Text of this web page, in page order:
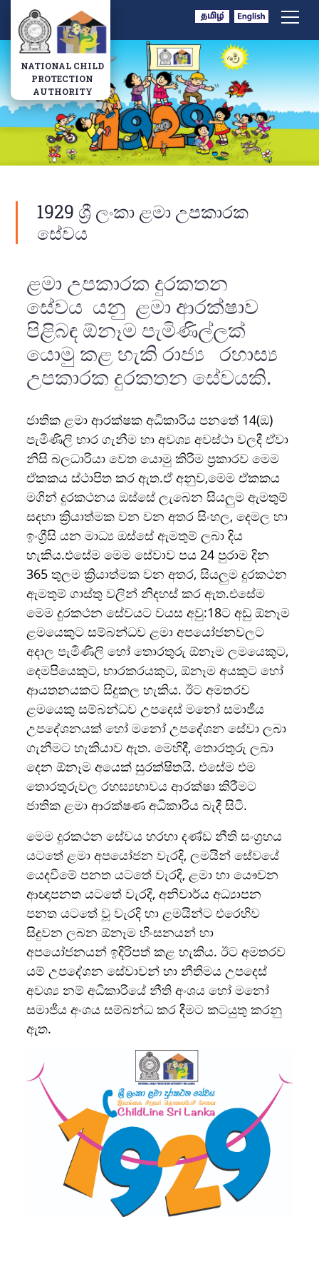
NATIONAL CHILD
PROTECTION
AUTHORITY
Navbar
1929 ශ්‍රී ලංකා ළමා උපකාරක
සේවය
ළමා උපකාරක දුරකතන
සේවය යනු ළමා ආරක්ෂාව
පිළිබඳ ඕනෑම පැමිණිල්ලක්
යොමු කළ හැකි රාජ්‍ය රහාස්‍ය
උපකාරක දුරකතන සේවයකි.
ජාතික ළමා ආරක්ෂක අධිකාරිය පනතේ 14(ඔ)
පැමිණිලි භාර ගැනීම හා අවශ්‍ය අවස්ථා වලදී ඒවා
නිසි බලධාරියා වෙත යොමු කිරීම ප්‍රකාරව මෙම
ඒකකය ස්ථාපිත කර ඇත.ඒ අනුව,මෙම ඒකකය
මගින් දුරකථනය ඔස්සේ ලැබෙන සියලුම ඇමතුම්
සදහා ක්‍රියාත්මක වන වන අතර සිංහල, දෙමල හා
ඉංග්‍රීසි යන මාධ්‍ය ඔස්සේ ඇමතුම් ලබා දිය
හැකිය.එසේම මෙම සේවාව පය 24 පුරාම දින
365 තුලම ක්‍රියාත්මක වන අතර, සියලුම දුරකථන
ඇමතුම් ගාස්තු වලින් නිදහස් කර ඇත.එසේම
මෙම දුරකථන සේවයට වයස අවු:18ට අඩු ඕනෑම
ළමයෙකුට සම්බන්ධව ළමා අපයෝජනවලට
අදාල පැමිණිලි හෝ තොරතුරු ඕනෑම ලමයෙකුට,
දෙමපියෙකුට, භාරකරයකුට, ඕනෑම අයකුට හෝ
ආයතනයකට සිදුකල හැකිය. ඊට අමතරව
ළමයෙකු සම්බන්ධව උපදෙස් මනෝ සමාජීය
උපදේශනයක් හෝ මනෝ උපදේශන සේවා ලබා
ගැනීමට හැකියාව ඇත. මෙහිදී, තොරතුරු ලබා
දෙන ඕනෑම අයෙක් සුරක්ෂිතයි. එසේම එම
තොරතුරුවල රහස්‍යභාවය ආරක්ෂා කිරීමට
ජාතික ළමා ආරක්ෂණ අධිකාරිය බැදී සිටි.
මෙම දුරකථන සේවය හරහා දණ්ඩ නීති සංග්‍රහය
යටතේ ළමා අපයෝජන වැරදි, ලමයින් සේවයේ
යෙදවීමේ පනත යටතේ වැරදි, ළමා හා යෞවන
ආඥාපනත යටතේ වැරදි, අනිවාර්ය අධ්‍යාපන
පනත යටතේ වූ වැරදි හා ළමයින්ට එරෙහිව
සිදුවන ලබන ඕනෑම හිංසනයන් හා
අපයෝජනයන් ඉදිරිපත් කළ හැකිය. ඊට අමතරව
යම් උපදේශන සේවාවන් හා නීතිමය උපදෙස්
අවශ්‍ය නම් අධිකාරියේ නීති අංශය හෝ මනෝ
සමාජීය අංශය සම්බන්ධ කර දීමට කටයුතු කරනු
ඇත.